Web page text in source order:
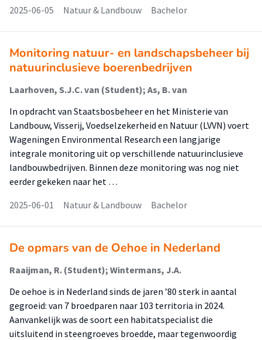
2025-06-05
Natuur & Landbouw Bachelor
Monitoring natuur- en landschapsbeheer bij
natuurinclusieve boerenbedrijven
Laarhoven, S.J.C. van (Student); As, B. van
In opdracht van Staatsbosbeheer en het Ministerie van
Landbouw, Visserij, Voedselzekerheid en Natuur (LVVN) voert
Wageningen Environmental Research een langjarige
integrale monitoring uit op verschillende natuurinclusieve
landbouwbedrijven. Binnen deze monitoring was nog niet
eerder gekeken naar het …
2025-06-01
Natuur & Landbouw Bachelor
De opmars van de Oehoe in Nederland
Raaijman, R. (Student); Wintermans, J.A.
De oehoe is in Nederland sinds de jaren ’80 sterk in aantal
gegroeid: van 7 broedparen naar 103 territoria in 2024.
Aanvankelijk was de soort een habitat­specialist die
uitsluitend in steengroeves broedde, maar tegenwoordig